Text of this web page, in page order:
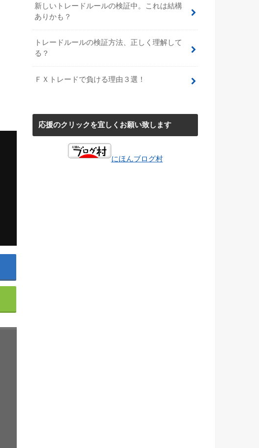
新しいトレードルールの検証中。これは結構
ありかも？
トレードルールの検証方法、正しく理解して
る？
ＦＸトレードで負ける理由３選！
応援のクリックを宜しくお願い致します
にほんブログ村